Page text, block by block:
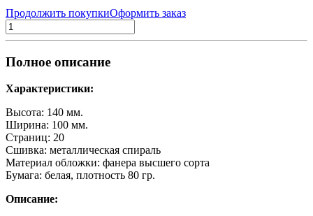
Продолжить покупкиОформить заказ
Полное описание
Характеристики:
Высота: 140 мм.
Ширина: 100 мм.
Страниц: 20
Сшивка: металлическая спираль
Материал обложки: фанера высшего сорта
Бумага: белая, плотность 80 гр.
Описание: